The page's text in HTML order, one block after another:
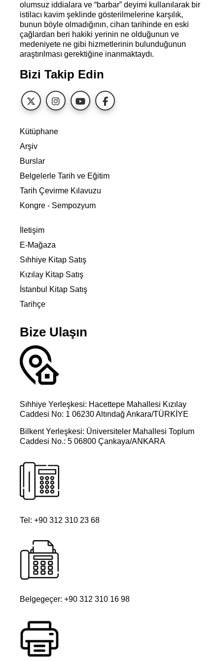
olumsuz iddialara ve “barbar” deyimi kullanılarak bir
istilacı kavim şeklinde gösterilmelerine karşılık,
bunun böyle olmadığının, cihan tarihinde en eski
çağlardan beri hakiki yerinin ne olduğunun ve
medeniyete ne gibi hizmetlerinin bulunduğunun
araştırılması gerektiğine inanmaktaydı.
Bizi Takip Edin
Kütüphane
Arşiv
Burslar
Belgelerle Tarih ve Eğitim
Tarih Çevirme Kılavuzu
Kongre - Sempozyum
İletişim
E-Mağaza
Sıhhiye Kitap Satış
Kızılay Kitap Satış
İstanbul Kitap Satış
Tarihçe
Bize Ulaşın
Sıhhiye Yerleşkesi: Hacettepe Mahallesi Kızılay
Caddesi No: 1 06230 Altındağ Ankara/TÜRKİYE
Bilkent Yerleşkesi: Üniversiteler Mahallesi Toplum
Caddesi No.: 5 06800 Çankaya/ANKARA
Tel: +90 312 310 23 68
Belgegeçer: +90 312 310 16 98